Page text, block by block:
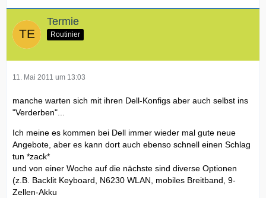
Termie
Routinier
11. Mai 2011 um 13:03
manche warten sich mit ihren Dell-Konfigs aber auch selbst ins
"Verderben"...
Ich meine es kommen bei Dell immer wieder mal gute neue
Angebote, aber es kann dort auch ebenso schnell einen Schlag
tun *zack*
und von einer Woche auf die nächste sind diverse Optionen
(z.B. Backlit Keyboard, N6230 WLAN, mobiles Breitband, 9-
Zellen-Akku